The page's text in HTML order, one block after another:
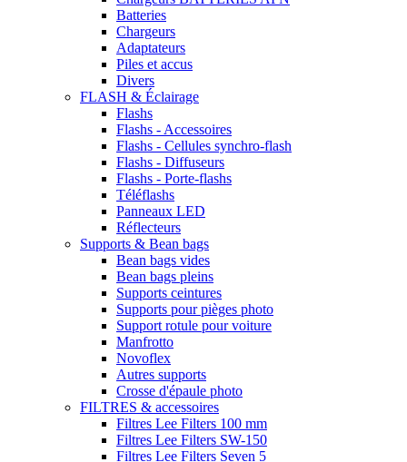
Batteries
Chargeurs
Adaptateurs
Piles et accus
Divers
FLASH & Éclairage
Flashs
Flashs - Accessoires
Flashs - Cellules synchro-flash
Flashs - Diffuseurs
Flashs - Porte-flashs
Téléflashs
Panneaux LED
Réflecteurs
Supports & Bean bags
Bean bags vides
Bean bags pleins
Supports ceintures
Supports pour pièges photo
Support rotule pour voiture
Manfrotto
Novoflex
Autres supports
Crosse d'épaule photo
FILTRES & accessoires
Filtres Lee Filters 100 mm
Filtres Lee Filters SW-150
Filtres Lee Filters Seven 5